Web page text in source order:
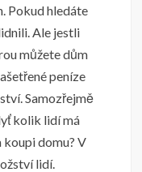
Pokud hledáte
Ale jestli
můžete dům
peníze
Samozřejmě
kolik lidí má
koupi domu? V
lidí.